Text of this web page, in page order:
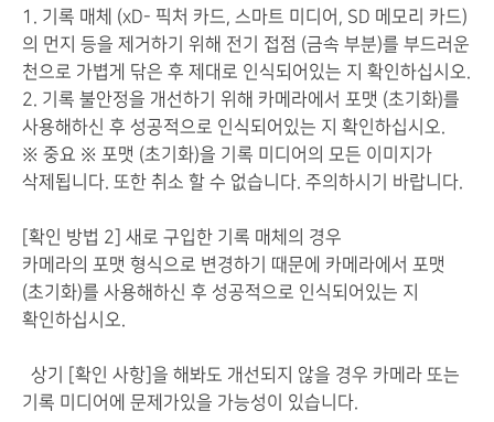
1. 기록 매체 (xD- 픽처 카드, 스마트 미디어, SD 메모리 카드)
의 먼지 등을 제거하기 위해 전기 접점 (금속 부분)를 부드러운
천으로 가볍게 닦은 후 제대로 인식되어있는 지 확인하십시오.
2. 기록 불안정을 개선하기 위해 카메라에서 포맷 (초기화)를
사용해하신 후 성공적으로 인식되어있는 지 확인하십시오.
※ 중요 ※ 포맷 (초기화)을 기록 미디어의 모든 이미지가
삭제됩니다. 또한 취소 할 수 없습니다. 주의하시기 바랍니다.
[확인 방법 2] 새로 구입한 기록 매체 의 경우
카메라의 포맷 형식으로 변경하기 때문에 카메라에서 포맷
(초기화)를 사용해하신 후 성공적으로 인식되어있는 지
확인하십시오.
상기 [확인 사항]을 해봐도 개선되지 않을 경우 카메라 또는
기록 미디어 에 문제가있을 가능성이 있습니다.